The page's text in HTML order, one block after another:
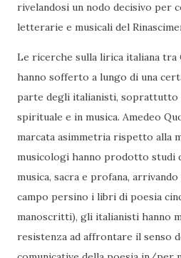
rivelandosi un nodo decisivo per
letterarie e musicali del
Le ricerche sulla lirica italiana tra
hanno sofferto a lungo di una
parte degli italianisti, soprattutto
spirituale e in musica. Amedeo
marcata asimmetria rispetto alla
musicologi hanno prodotto studi
musica, sacra e profana,
campo persino i libri di poesia
manoscritti), gli italianisti hanno
resistenza ad affrontare il senso